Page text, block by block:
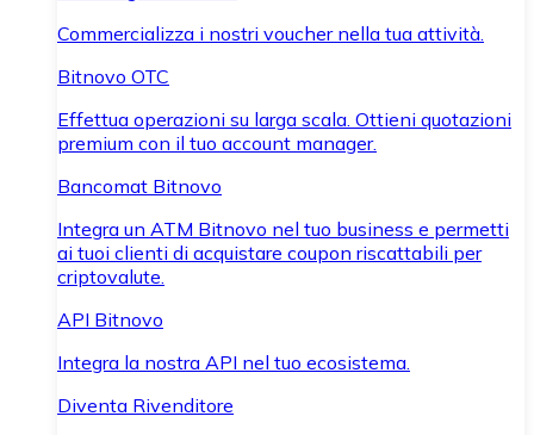
Commercializza i nostri voucher nella tua attività.
Bitnovo OTC
Effettua operazioni su larga scala. Ottieni quotazioni
premium con il tuo account manager.
Bancomat Bitnovo
Integra un ATM Bitnovo nel tuo business e permetti
ai tuoi clienti di acquistare coupon riscattabili per
criptovalute.
API Bitnovo
Integra la nostra API nel tuo ecosistema.
Diventa Rivenditore